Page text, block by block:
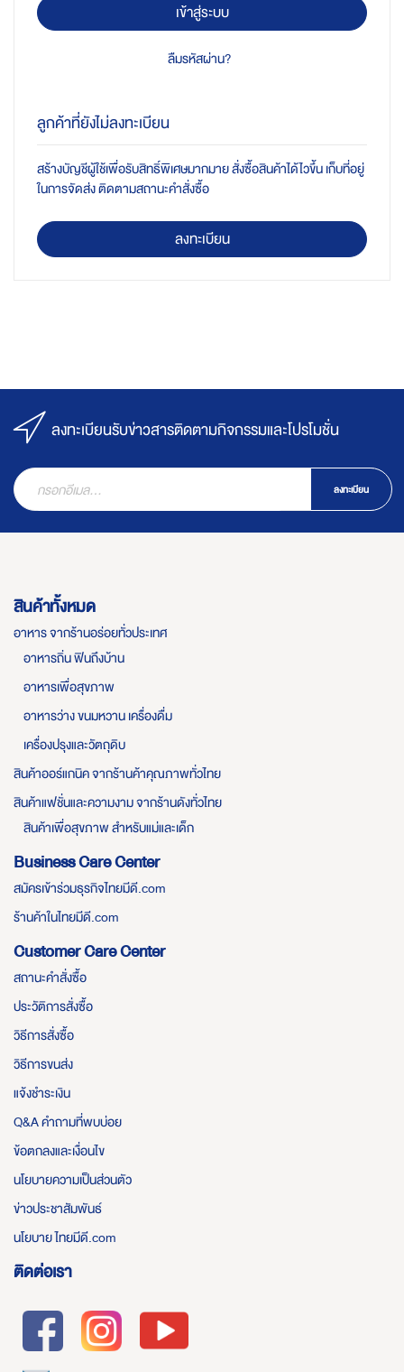
เข้าสู่ระบบ
ลืมรหัสผ่าน?
ลูกค้าที่ยังไม่ลงทะเบียน
สร้างบัญชีผู้ใช้เพื่อรับสิทธิ์พิเศษมากมาย สั่งซื้อสินค้าได้ไวขึ้น เก็บที่อยู่
ในการจัดส่ง ติดตามสถานะคำสั่งซื้อ
ลงทะเบียน
ลงทะเบียนรับข่าวสารติดตามกิจกรรมและโปรโมชั่น
ลงทะเบียน
สินค้าทั้งหมด
อาหาร จากร้านอร่อยทั่วประเทศ
อาหารถิ่น ฟินถึงบ้าน
อาหารเพื่อสุขภาพ
อาหารว่าง ขนมหวาน เครื่องดื่ม
เครื่องปรุงและวัตถุดิบ
สินค้าออร์แกนิค จากร้านค้าคุณภาพทั่วไทย
สินค้าแฟชั่นและความงาม จากร้านดังทั่วไทย
สินค้าเพื่อสุขภาพ สำหรับแม่และเด็ก
Business Care Center
สมัครเข้าร่วมธุรกิจไทยมีดี.com
ร้านค้าในไทยมีดี.com
Customer Care Center
สถานะคำสั่งซื้อ
ประวัติการสั่งซื้อ
วิธีการสั่งซื้อ
วิธีการขนส่ง
แจ้งชำระเงิน
Q&A คำถามที่พบบ่อย
ข้อตกลงและเงื่อนไข
นโยบายความเป็นส่วนตัว
ข่าวประชาสัมพันธ์
นโยบาย ไทยมีดี.com
ติดต่อเรา